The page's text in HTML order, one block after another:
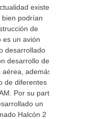
existen
podrían
de
es un avión
desarrollado
desarrollo de
además
de diferentes
Por su parte
un
Halcón 2